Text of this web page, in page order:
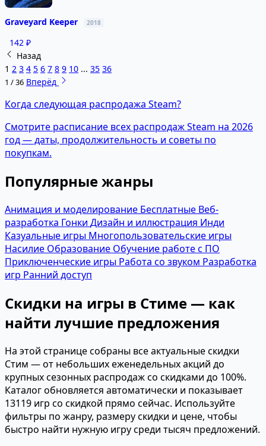
Graveyard Keeper 2018
142 ₽
Назад
1 2 3 4 5 6 7 8 9 10 ... 35 36
1 / 36 Вперёд
Когда следующая распродажа Steam?
Смотрите расписание всех распродаж Steam на 2026
год — даты, продолжительность и советы по
покупкам.
Популярные жанры
Анимация и моделирование Бесплатные Веб-
разработка Гонки Дизайн и иллюстрация Инди
Казуальные игры Многопользовательские игры
Насилие Образование Обучение работе с ПО
Приключенческие игры Работа со звуком Разработка
игр Ранний доступ
Скидки на игры в Стиме — как
найти лучшие предложения
На этой странице собраны все актуальные скидки
Стим — от небольших еженедельных акций до
крупных сезонных распродаж со скидками до 100%.
Каталог обновляется автоматически и показывает
13119 игр со скидкой прямо сейчас. Используйте
фильтры по жанру, размеру скидки и цене, чтобы
быстро найти нужную игру среди тысяч предложений.